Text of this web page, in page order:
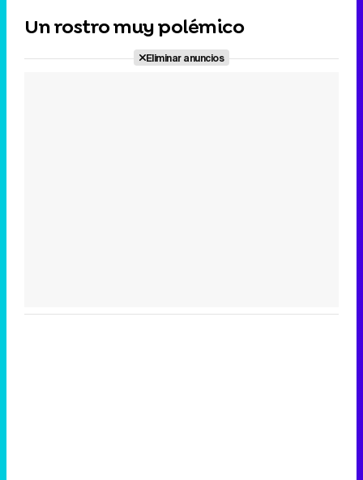
Un rostro muy polémico
Eliminar anuncios